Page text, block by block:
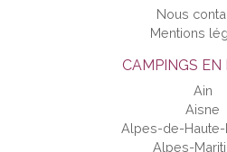
CAMPINGS EN
Ain
Aisne
Alpes-de-
Alpes-
Nous
Mentions